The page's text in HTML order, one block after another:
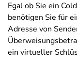
Egal ob Sie ein
benötigen Sie für
Adresse von
ein virtueller